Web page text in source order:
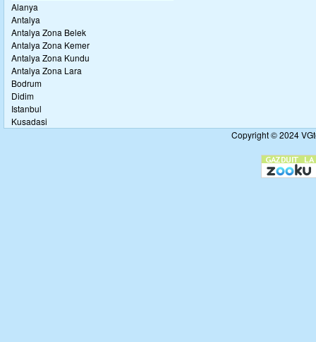
Alanya
Antalya
Antalya Zona Belek
Antalya Zona Kemer
Antalya Zona Kundu
Antalya Zona Lara
Bodrum
Didim
Istanbul
Kusadasi
Copyright © 2024